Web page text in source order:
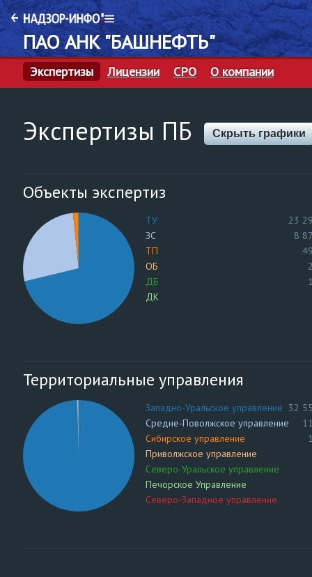
ПАО АНК "БАШНЕФТЬ"
Экспертизы Лицензии СРО О компании
Экспертизы ПБ Скрыть графики
Объекты экспертиз
ТУ
23
ЗС
8
ТП
ОБ
ДБ
ДК
Территориальные управления
Западно-Уральское управление 32
Средне-Поволжское управление
Сибирское управление
Приволжское управление
Северо-Уральское управление
Печорское Управление
Северо-Западное управление